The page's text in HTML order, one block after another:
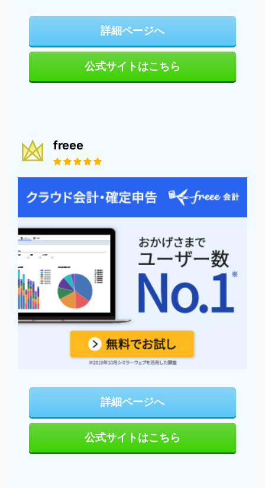
詳細ページへ
公式サイトはこちら
freee
詳細ページへ
公式サイトはこちら